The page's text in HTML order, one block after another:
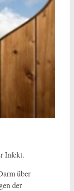
Infekt.
über
der